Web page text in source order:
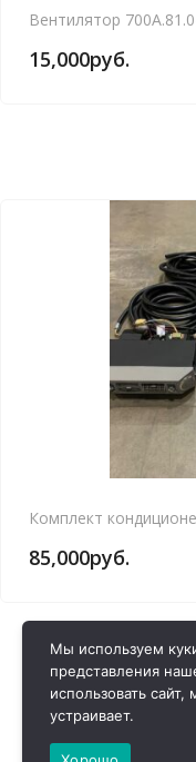
Вентилятор
15,000руб.
Комплект
85,000руб.
Мы используем
представления
использовать сайт,
устраивает.